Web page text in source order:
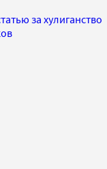
за хулиганство